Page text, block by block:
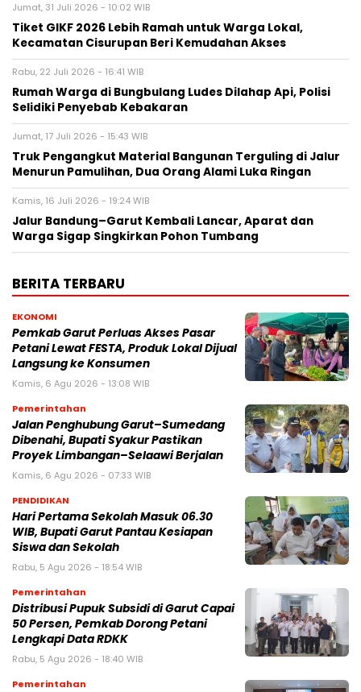
Jumat, 31 Juli 2026 - 10:02 WIB
Tiket GIKF 2026 Lebih Ramah untuk Warga Lokal,
Kecamatan Cisurupan Beri Kemudahan Akses
Rabu, 22 Juli 2026 - 16:41 WIB
Rumah Warga di Bungbulang Ludes Dilahap Api, Polisi
Selidiki Penyebab Kebakaran
Jumat, 17 Juli 2026 - 15:43 WIB
Truk Pengangkut Material Bangunan Terguling di Jalur
Menurun Pamulihan, Dua Orang Alami Luka Ringan
Kamis, 16 Juli 2026 - 19:24 WIB
Jalur Bandung–Garut Kembali Lancar, Aparat dan
Warga Sigap Singkirkan Pohon Tumbang
BERITA TERBARU
EKONOMI
Pemkab Garut Perluas Akses Pasar
Petani Lewat FESTA, Produk Lokal Dijual
Langsung ke Konsumen
Kamis, 6 Agu 2026 - 13:08 WIB
Pemerintahan
Jalan Penghubung Garut–Sumedang
Dibenahi, Bupati Syakur Pastikan
Proyek Limbangan–Selaawi Berjalan
Kamis, 6 Agu 2026 - 07:33 WIB
PENDIDIKAN
Hari Pertama Sekolah Masuk 06.30
WIB, Bupati Garut Pantau Kesiapan
Siswa dan Sekolah
Rabu, 5 Agu 2026 - 18:54 WIB
Pemerintahan
Distribusi Pupuk Subsidi di Garut Capai
50 Persen, Pemkab Dorong Petani
Lengkapi Data RDKK
Rabu, 5 Agu 2026 - 18:40 WIB
Pemerintahan